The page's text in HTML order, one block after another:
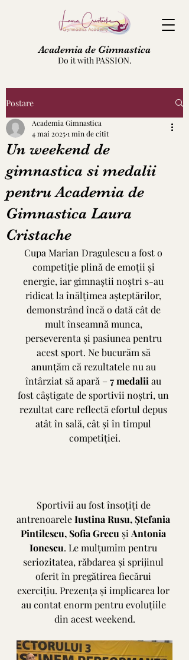
Academia de Gimnastica
Do it with PASSION.
Postare
Un weekend de
gimnastica si medalii
pentru Academia de
Gimnastica Laura
Cristache
Academia Gimnastica
4 mai 20251 min de citit
Cupa Marian Dragulescu a fost o
competiție plină de emoții și
energie, iar gimnaștii noștri s-au
ridicat la înălțimea așteptărilor,
demonstrând încă o dată cât de
mult înseamnă munca,
perseverenta și pasiunea pentru
acest sport. Ne bucurăm să
anunțăm că rezultatele nu au
întârziat să apară – 7 medalii au
fost câștigate de sportivii noștri, un
rezultat care reflectă efortul depus
atât în sală, cât și în timpul
competiției.
Sportivii au fost însoțiți de
antrenoarele Iustina Rusu, Ștefania
Pintilescu, Sofia Grecu și Antonia
Ionescu. Le mulțumim pentru
seriozitatea, răbdarea și sprijinul
oferit în pregătirea fiecărui
exercițiu. Prezența și implicarea lor
au contat enorm pentru evoluțiile
din acest weekend.